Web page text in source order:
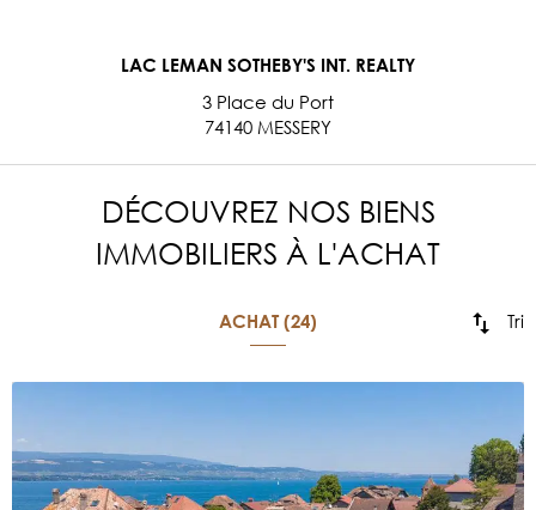
LAC LEMAN SOTHEBY'S INT. REALTY
3 Place du Port
74140 MESSERY
DÉCOUVREZ NOS BIENS
IMMOBILIERS À L'ACHAT
ACHAT (24) Tri